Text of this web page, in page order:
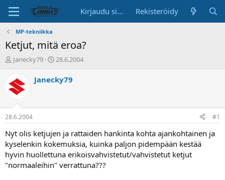
Kirjaudu sisään Rekisteröidy
MP-tekniikka
Ketjut, mitä eroa?
K
k
u
s
t
e
l
u
n
a
l
Janecky79
A
o
p
ä
v
ä
28.6.2004
Janecky79
28.6.2004 #1
Nyt olis ketjujen ja rattaiden hankinta kohta ajankohtainen ja
kyselenkin kokemuksia, kuinka paljon pidempään kestää
hyvin huollettuna erikoisvahvistetut/vahvistetut ketjut
"normaaleihin" verrattuna???